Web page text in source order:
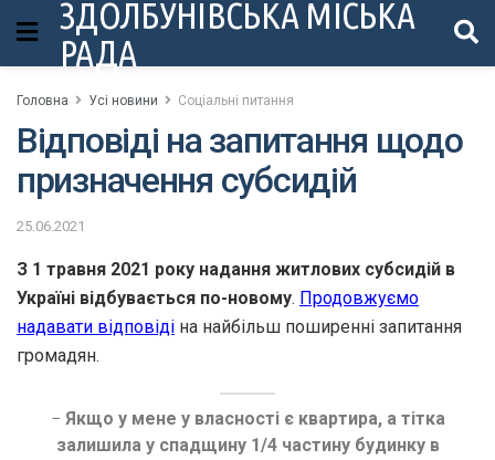
ЗДОЛБУНІВСЬКА МІСЬКА
РАДА
Головна Усі новини Соціальні питання
Відповіді на запитання щодо
призначення субсидій
25.06.2021
З 1 травня 2021 року надання житлових субсидій в
Україні відбувається по-новому. Продовжуємо
надавати відповіді на найбільш поширенні запитання
громадян.
− Якщо у мене у власності є квартира, а тітка
залишила у спадщину 1/4 частину будинку в